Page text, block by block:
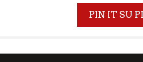
PIN IT SU